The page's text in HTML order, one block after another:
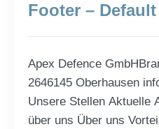
Footer – Default
Apex Defence
2646145 Oberhausen
Unsere Stellen Aktuelle
über uns Über uns